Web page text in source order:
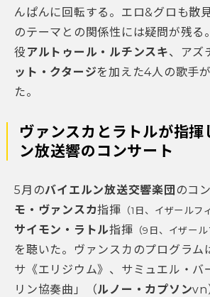
んぱんに回転する。エロ&グロも散
のテーマとの関係性には疑問が残る
役 アルトゥール・ルチンスキ、アズ
ット・クタージを加えた4人の歌手
た。
ヴァンスカとラトルが指揮
ン放送響のコンサート
5月のバイエルン放送交響楽団 のコ
モ・ヴァンスカ指揮 （1日、イザールフ
サイモン・ラトル指揮 （9日、イザー
を聴いた。ヴァンスカのプログラム
サ《エリジウム》、サミュエル・バ
リン協奏曲」（ルノー・カプソンvn